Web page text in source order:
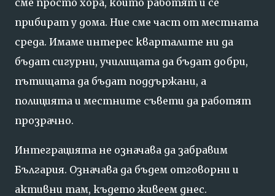
прибират у дома. Ние сме част от местната
среда. Имаме интерес кварталите ни да
бъдат сигурни, училищата да бъдат добри,
пътищата да бъдат поддържани, а
полицията и местните съвети да работят
прозрачно.
Интеграцията не означава да забравим
България. Означава да бъдем отговорни и
активни там, където живеем днес.